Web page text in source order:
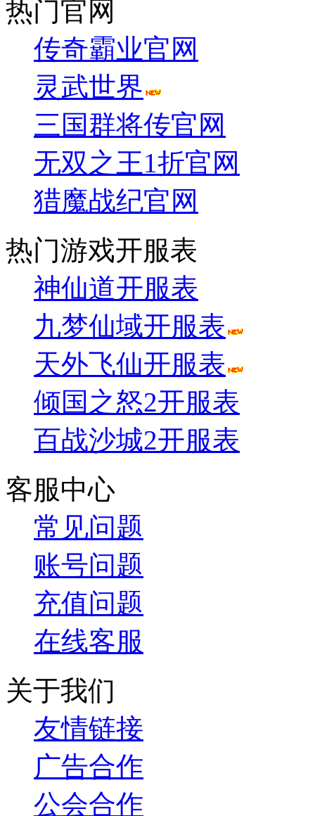
热门官网
传奇霸业官网
灵武世界
三国群将传官网
无双之王1折官网
猎魔战纪官网
热门游戏开服表
神仙道开服表
九梦仙域开服表
天外飞仙开服表
倾国之怒2开服表
百战沙城2开服表
客服中心
常见问题
账号问题
充值问题
在线客服
关于我们
友情链接
广告合作
公会合作